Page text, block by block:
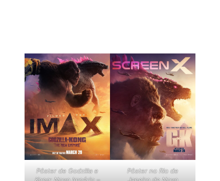
Pôster de Godzilla e
Pôster no Rio de